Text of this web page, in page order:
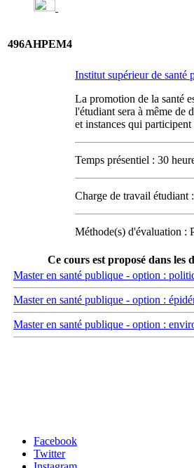
496AHPEM4
Institut supérieur de santé
La promotion de la santé
l'étudiant sera à même de
et instances qui
Temps présentiel : 30
Charge de travail étudiant
Méthode(s) d'évaluation :
Ce cours est proposé dans les
Master en santé publique - option :
Master en santé publique - option :
Master en santé publique - option :
Facebook
Twitter